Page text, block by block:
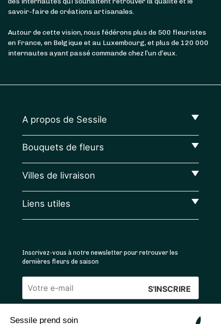
Sessile prend soin
savoir-faire de créations artisanales.
Autour de cette vision, nous fédérons plus de 500 fleuristes
en France, en Belgique et au Luxembourg, et plus de 120 000
internautes ayant passé commande chez l’un d’eux.
A propos de Sessile
Bouquets de fleurs
Villes de livraison
Liens utiles
Inscrivez-vous à notre newsletter pour retrouver les
dernières fleurs de saison
Veuillez
ce